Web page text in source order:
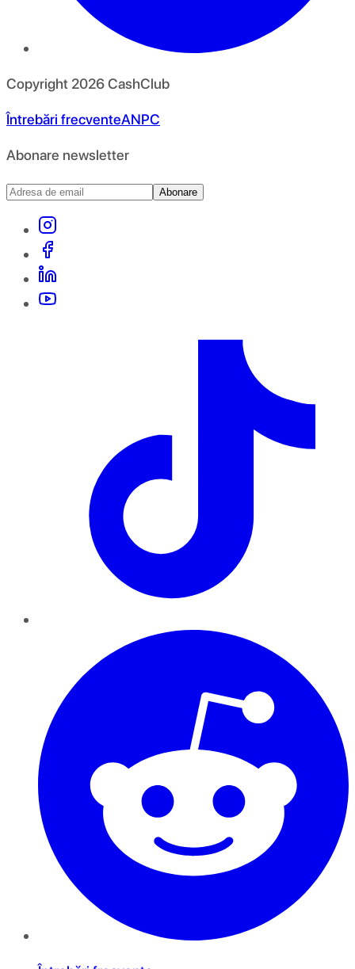
Copyright 2026CashClub
Întrebări frecventeANPC
Abonare newsletter
Abonare